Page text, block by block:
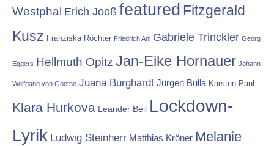
Westphal Erich Jooß featured Fitzgerald
Kusz Franziska Röchter Friedrich Ani Gabriele Trinckler Georg
Eggers Hellmuth Opitz Jan-Eike Hornauer Johann
Wolfgang von Goethe Juana Burghardt Jürgen Bulla Karsten Paul
Klara Hurkova Leander Beil Lockdown-
Lyrik Ludwig Steinherr Matthias Kröner Melanie